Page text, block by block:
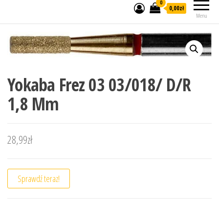
Menu
0
0,00zł
Yokaba Frez 03 03/018/ D/R
1,8 Mm
28,99zł
Sprawdź teraz!